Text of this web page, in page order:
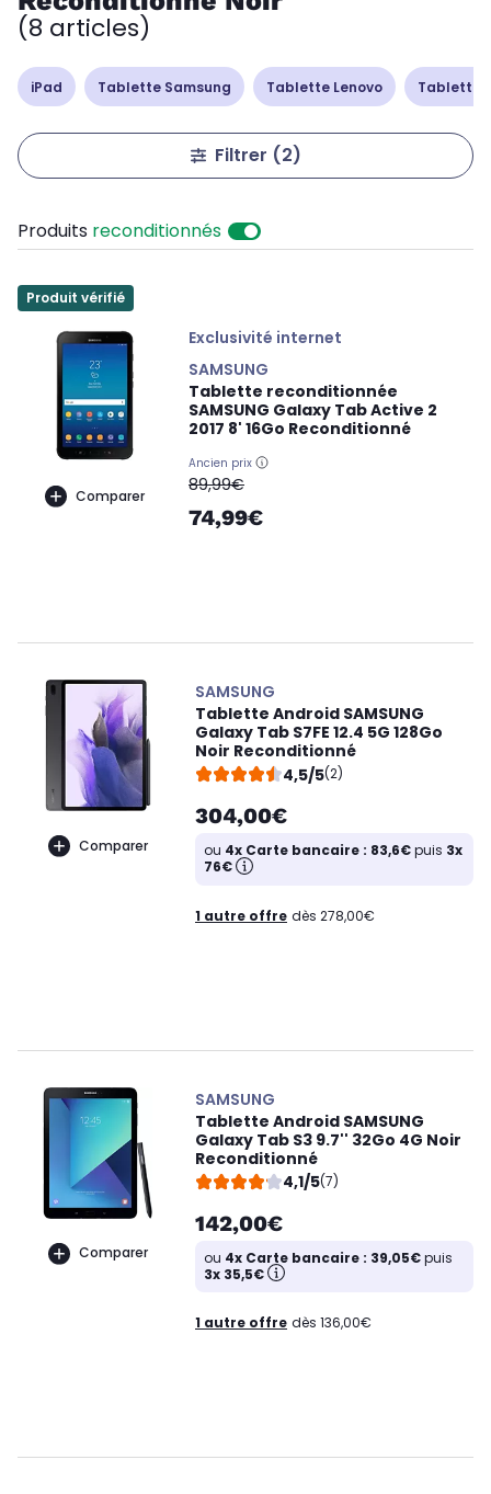
(8 articles)
iPad Tablette Samsung Tablette Lenovo Tablette
Filtrer (2)
Produits reconditionnés
Produit vérifié
Comparer
Exclusivité internet
SAMSUNG
Tablette reconditionnée
SAMSUNG Galaxy Tab Active 2
2017 8' 16Go Reconditionné
Ancien prix
oldPrice
89,99€
74,99€
Comparer
SAMSUNG
Tablette Android SAMSUNG
Galaxy Tab S7FE 12.4 5G 128Go
Noir Reconditionné
4,5/5(2)
304,00€
ou 4x Carte bancaire : 83,6€puis 3x
76€
1 autre offre dès 278,00€
Comparer
SAMSUNG
Tablette Android SAMSUNG
Galaxy Tab S3 9.7'' 32Go 4G Noir
Reconditionné
4,1/5(7)
142,00€
ou 4x Carte bancaire : 39,05€puis
3x 35,5€
1 autre offre dès 136,00€